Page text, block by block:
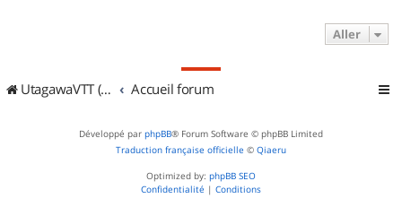
Aller
UtagawaVTT (Randos VTT et VTTAE avec traces GPS) Accueil forum
Développé par phpBB® Forum Software © phpBB Limited
Traduction française officielle © Qiaeru
Optimized by: phpBB SEO
Confidentialité | Conditions